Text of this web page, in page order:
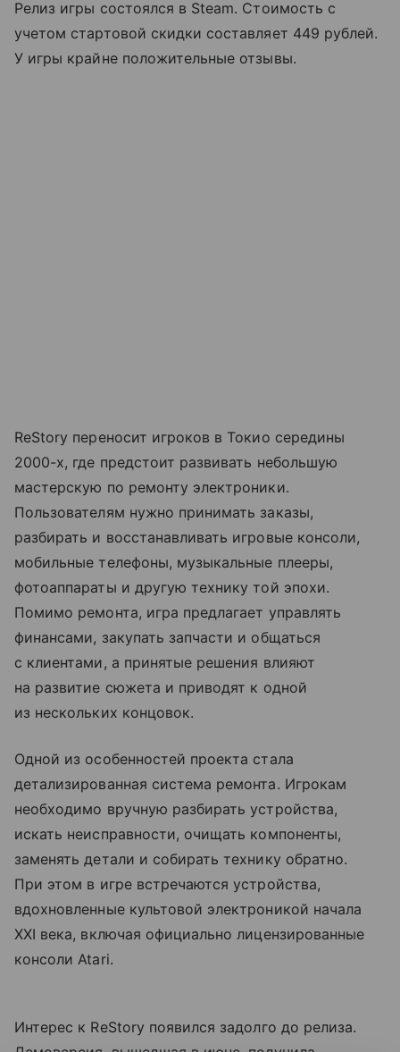
Релиз игры состоялся в Steam. Стоимость с
учетом стартовой скидки составляет 449 рублей.
У игры крайне положительные отзывы.
ReStory переносит игроков в Токио середины
2000-х, где предстоит развивать небольшую
мастерскую по ремонту электроники.
Пользователям нужно принимать заказы,
разбирать и восстанавливать игровые консоли,
мобильные телефоны, музыкальные плееры,
фотоаппараты и другую технику той эпохи.
Помимо ремонта, игра предлагает управлять
финансами, закупать запчасти и общаться
с клиентами, а принятые решения влияют
на развитие сюжета и приводят к одной
из нескольких концовок.
Одной из особенностей проекта стала
детализированная система ремонта. Игрокам
необходимо вручную разбирать устройства,
искать неисправности, очищать компоненты,
заменять детали и собирать технику обратно.
При этом в игре встречаются устройства,
вдохновленные культовой электроникой начала
XXI века, включая официально лицензированные
консоли Atari.
Интерес к ReStory появился задолго до релиза.